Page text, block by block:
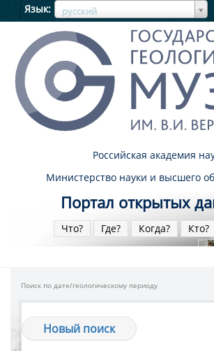
Язык русский
ЯзыкЯзык
Российская академия
Министерство науки и высшего
Портал открытых
Что? Где? Когда? Кто?
Поиск по дате/геологическому периоду
Новый поиск